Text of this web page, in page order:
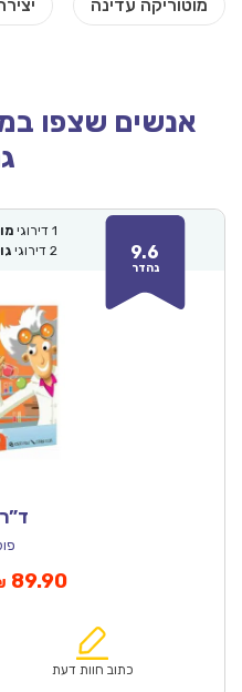
אנשים שצפו
9.6
נהדר
1 דירוגי
2 דירוגי
₪128.00.
89.90המחיר
הוא:
כתוב חוות דעת